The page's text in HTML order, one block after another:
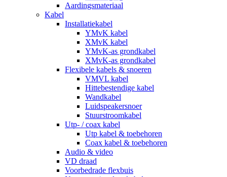
Aardingsmateriaal
Kabel
Installatiekabel
YMvK kabel
XMvK kabel
YMvK-as grondkabel
XMvK-as grondkabel
Flexibele kabels & snoeren
VMVL kabel
Hittebestendige kabel
Wandkabel
Luidspeakersnoer
Stuurstroomkabel
Utp- / coax kabel
Utp kabel & toebehoren
Coax kabel & toebehoren
Audio & video
VD draad
Voorbedrade flexbuis